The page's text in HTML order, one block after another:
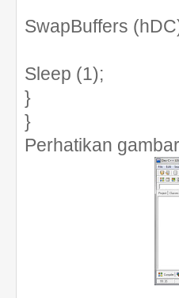
SwapBuffers
Sleep (1);
}
}
Perhatikan